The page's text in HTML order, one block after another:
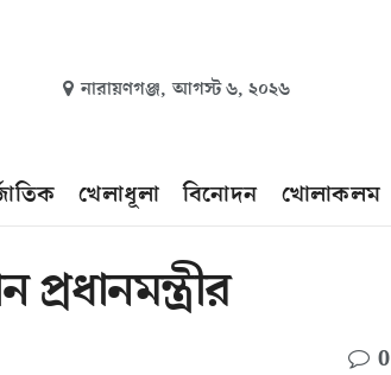
নারায়ণগঞ্জ, আগস্ট ৬, ২০২৬
খেলাধূলা বিনোদন খোলাকলম
প্রধানমন্ত্রীর
0